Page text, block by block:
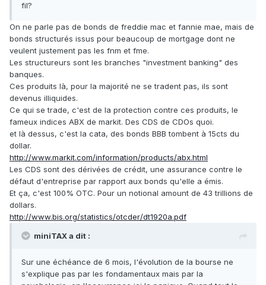
fil?
On ne parle pas de bonds de freddie mac et fannie mae, mais de
bonds structurés issus pour beaucoup de mortgage dont ne
veulent justement pas les fnm et fme.
Les structureurs sont les branches "investment banking" des
banques.
Ces produits là, pour la majorité ne se tradent pas, ils sont
devenus illiquides.
Ce qui se trade, c'est de la protection contre ces produits, le
fameux indices ABX de markit. Des CDS de CDOs quoi.
et là dessus, c'est la cata, des bonds BBB tombent à 15cts du
dollar.
http://www.markit.com/information/products/abx.html
Les CDS sont des dérivées de crédit, une assurance contre le
défaut d'entreprise par rapport aux bonds qu'elle a émis.
Et ça, c'est 100% OTC. Pour un notional amount de 43 trillions de
dollars.
http://www.bis.org/statistics/otcder/dt1920a.pdf
miniTAX a dit :
Sur une échéance de 6 mois, l'évolution de la bourse ne
s'explique pas par les fondamentaux mais par la